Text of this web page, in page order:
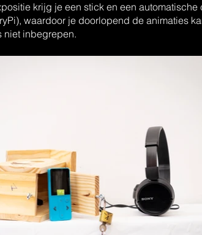
krijg je een stick en een automatische
waardoor je doorlopend de animaties
niet inbegrepen.